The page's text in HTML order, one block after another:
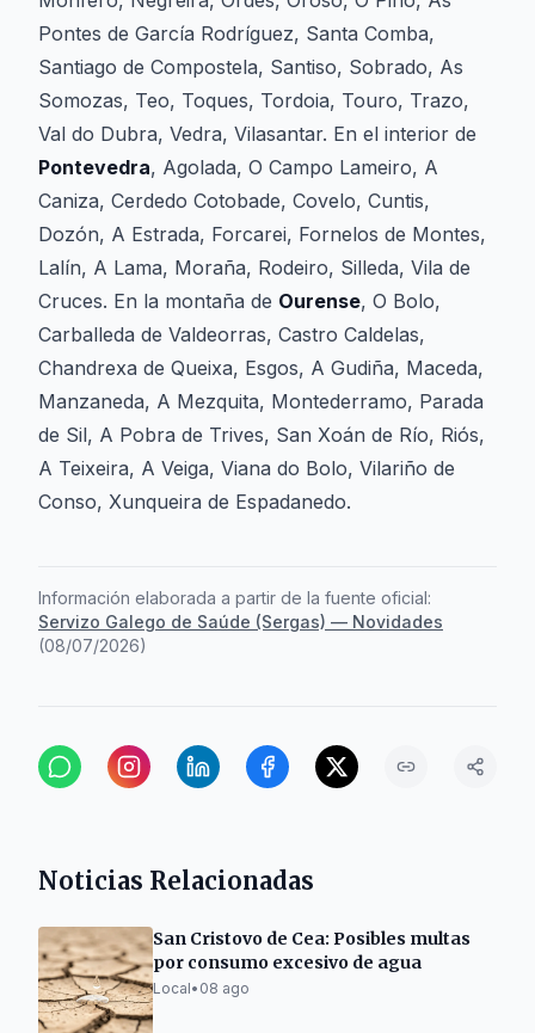
Pontes de García Rodríguez, Santa Comba,
Santiago de Compostela, Santiso, Sobrado, As
Somozas, Teo, Toques, Tordoia, Touro, Trazo,
Val do Dubra, Vedra, Vilasantar. En el interior de
Pontevedra, Agolada, O Campo Lameiro, A
Caniza, Cerdedo Cotobade, Covelo, Cuntis,
Dozón, A Estrada, Forcarei, Fornelos de Montes,
Lalín, A Lama, Moraña, Rodeiro, Silleda, Vila de
Cruces. En la montaña de Ourense, O Bolo,
Carballeda de Valdeorras, Castro Caldelas,
Chandrexa de Queixa, Esgos, A Gudiña, Maceda,
Manzaneda, A Mezquita, Montederramo, Parada
de Sil, A Pobra de Trives, San Xoán de Río, Riós,
A Teixeira, A Veiga, Viana do Bolo, Vilariño de
Conso, Xunqueira de Espadanedo.
Información elaborada a partir de la fuente oficial:
Servizo Galego de Saúde (Sergas) — Novidades
(08/07/2026)
Noticias Relacionadas
San Cristovo de Cea: Posibles multas
por consumo excesivo de agua
Local• 08 ago